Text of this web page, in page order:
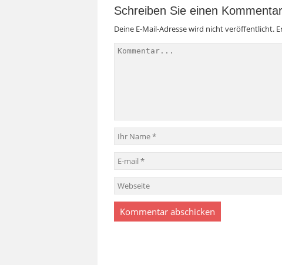
Schreiben Sie einen Kommentar
Deine E-Mail-Adresse wird nicht veröffentlicht.